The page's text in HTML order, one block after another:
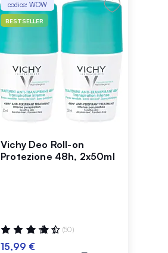
codice: WOW
BESTSELLER
Vichy Deo Roll-on
Protezione 48h, 2x50ml
Valutazione:
92%
(50)
15,99 €